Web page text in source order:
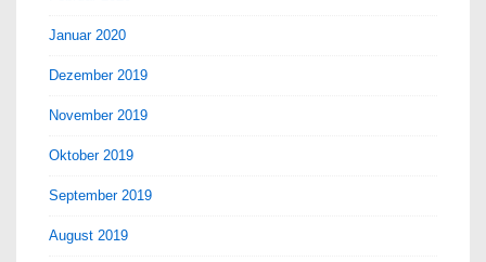
Januar 2020
Dezember 2019
November 2019
Oktober 2019
September 2019
August 2019